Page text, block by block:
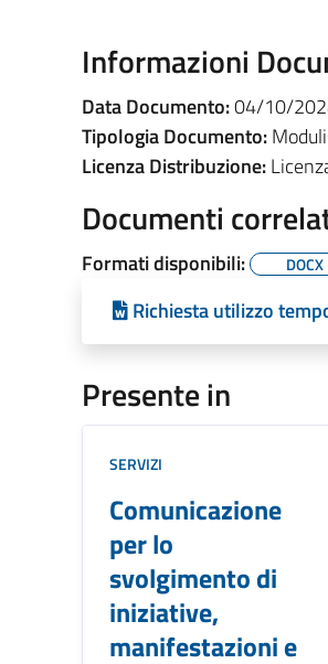
Informazioni
Data Documento:04/10/
Tipologia Documento:
Licenza Distribuzione:
Documenti
Formati disponibili: DOCX
Richiesta utilizzo
Presente in
SERVIZI
Comunicazione
per lo
svolgimento di
iniziative,
manifestazioni e